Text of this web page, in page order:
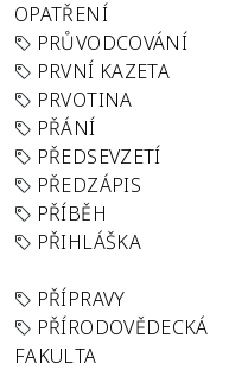
OPATŘENÍ
PRŮVODCOVÁNÍ
PRVNÍ KAZETA
PRVOTINA
PŘÁNÍ
PŘEDSEVZETÍ
PŘEDZÁPIS
PŘÍBĚH
PŘIHLÁŠKA
PŘÍPRAVY
PŘÍRODOVĚDECKÁ
FAKULTA